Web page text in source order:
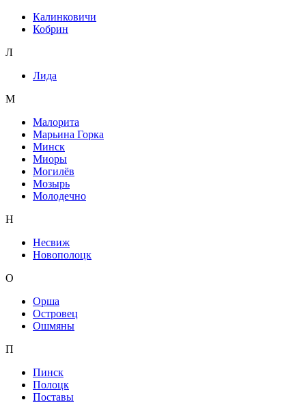
Калинковичи
Кобрин
Л
Лида
М
Малорита
Марьина Горка
Минск
Миоры
Могилёв
Мозырь
Молодечно
Н
Несвиж
Новополоцк
О
Орша
Островец
Ошмяны
П
Пинск
Полоцк
Поставы